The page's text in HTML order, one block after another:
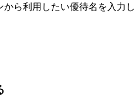
から利用したい優待名を入力し